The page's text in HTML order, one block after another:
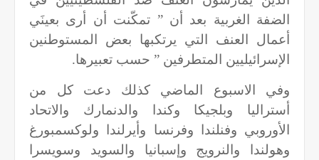
الضفة الغربية بعد أن ” تمكّنت أن أرى بعينَي
أعمال العنف التي يرتكبها بعض المستوطنين
الإسرائيليين المتطرفين ” حسب تعبيرها.
وفي الاسبوع الماضي كذلك دعت كل من
أستراليا وبلجيكا وكندا والدنمارك والاتحاد
الأوروبي وفنلندا وفرنسا وأيرلندا ولوكسمبورغ
وهولندا والنرويج وإسبانيا والسويد وسويسرا